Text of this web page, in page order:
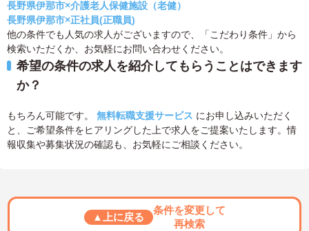
長野県伊那市×介護老人保健施設（老健）
長野県伊那市×正社員(正職員)
他の条件でも人気の求人がございますので、「こだわり条件」から
検索いただくか、お気軽にお問い合わせください。
希望の条件の求人を紹介してもらうことはできます
か？
もちろん可能です。 無料転職支援サービス にお申し込みいただく
と、ご希望条件をヒアリングした上で求人をご提案いたします。情
報収集や募集状況の確認も、お気軽にご相談ください。
▲上に戻る
条件を変更して
再検索